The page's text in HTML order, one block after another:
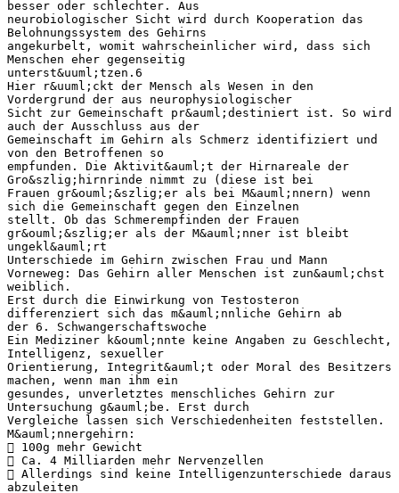
besser oder schlechter. Aus
neurobiologischer Sicht wird durch Kooperation das
Belohnungssystem des Gehirns
angekurbelt, womit wahrscheinlicher wird, dass sich
Menschen eher gegenseitig
unterst&uuml;tzen.6
Hier r&uuml;ckt der Mensch als Wesen in den
Vordergrund der aus neurophysiologischer
Sicht zur Gemeinschaft pr&auml;destiniert ist. So wird
auch der Ausschluss aus der
Gemeinschaft im Gehirn als Schmerz identifiziert und
von den Betroffenen so
empfunden. Die Aktivit&auml;t der Hirnareale der
Gro&szlig;hirnrinde nimmt zu (diese ist bei
Frauen gr&ouml;&szlig;er als bei M&auml;nnern) wenn
sich die Gemeinschaft gegen den Einzelnen
stellt. Ob das Schmerempfinden der Frauen
gr&ouml;&szlig;er als der M&auml;nner ist bleibt
ungekl&auml;rt
Unterschiede im Gehirn zwischen Frau und Mann
Vorneweg: Das Gehirn aller Menschen ist zun&auml;chst
weiblich.
Erst durch die Einwirkung von Testosteron
differenziert sich das m&auml;nnliche Gehirn ab
der 6. Schwangerschaftswoche
Ein Mediziner k&ouml;nnte keine Angaben zu Geschlecht,
Intelligenz, sexueller
Orientierung, Integrit&auml;t oder Moral des Besitzers
machen, wenn man ihm ein
gesundes, unverletztes menschliches Gehirn zur
Untersuchung g&auml;be. Erst durch
Vergleiche lassen sich Verschiedenheiten feststellen.
M&auml;nnergehirn:
 100g mehr Gewicht
 Ca. 4 Milliarden mehr Nervenzellen
 Allerdings sind keine Intelligenzunterschiede daraus
abzuleiten